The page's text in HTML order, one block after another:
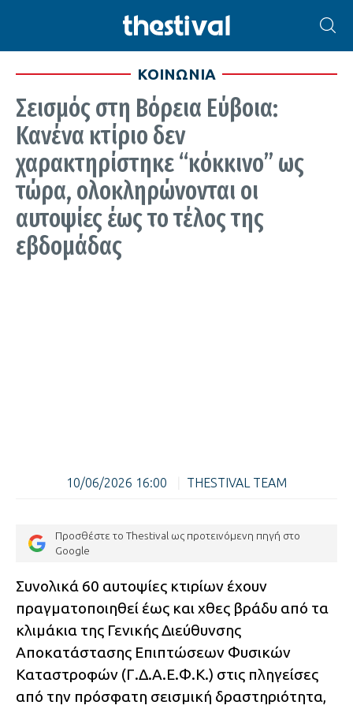
ΚΟΙΝΩΝΙΑ
Σεισμός στη Βόρεια Εύβοια:
Κανένα κτίριο δεν
χαρακτηρίστηκε “κόκκινο” ως
τώρα, ολοκληρώνονται οι
αυτοψίες έως το τέλος της
εβδομάδας
10/06/2026 16:00 THESTIVAL TEAM
Προσθέστε το Thestival ως προτεινόμενη πηγή στο
Google
Συνολικά 60 αυτοψίες κτιρίων έχουν
πραγματοποιηθεί έως και χθες βράδυ από τα
κλιμάκια της Γενικής Διεύθυνσης
Αποκατάστασης Επιπτώσεων Φυσικών
Καταστροφών (Γ.Δ.Α.Ε.Φ.Κ.) στις πληγείσες
από την πρόσφατη σεισμική δραστηριότητα,